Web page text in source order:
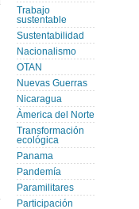
Trabajo
sustentable
Sustentabilidad
Nacionalismo
OTAN
Nuevas Guerras
Nicaragua
Àmerica del Norte
Transformación
ecológica
Panama
Pandemía
Paramilitares
Participación